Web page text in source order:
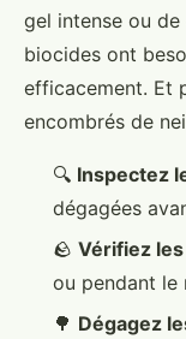
gel intense ou
biocides ont
efficacement. Et
encombrés de
🔍 Inspectez
dégagées
🪨 Vérifiez
ou pendant le
🌳 Dégagez